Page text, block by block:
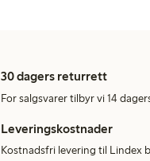
30 dagers returrett
For salgsvarer tilbyr vi 14
Leveringskostnader
Kostnadsfri levering til Lindex